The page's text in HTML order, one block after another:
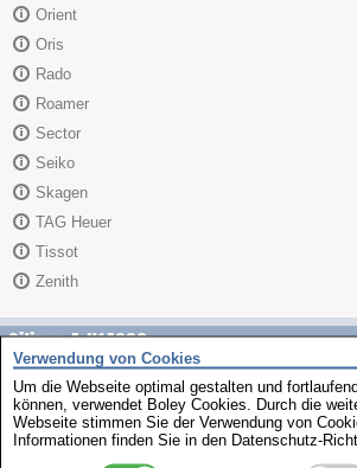
Orient
Oris
Rado
Roamer
Sector
Seiko
Skagen
TAG Heuer
Tissot
Zenith
Citizen 4-H14002
Gruppe HerstellerTeile-Nr. Beschreibung
Verwendung von Cookies
Um die Webseite optimal gestalten und
können, verwendet Boley Cookies. Durch die
Webseite stimmen Sie der Verwendung von
Informationen finden Sie in den Datenschutz-